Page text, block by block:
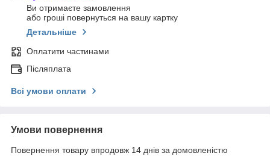
Ви отримаєте замовлення
або гроші повернуться на вашу картку
Детальніше
Оплатити частинами
Післяплата
Всі умови оплати
Умови повернення
Повернення товару впродовж 14 днів за домовленістю